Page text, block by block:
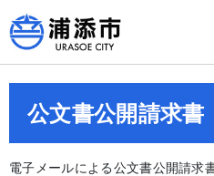
公文書公開請求書
電子メールによる公文書公開請求